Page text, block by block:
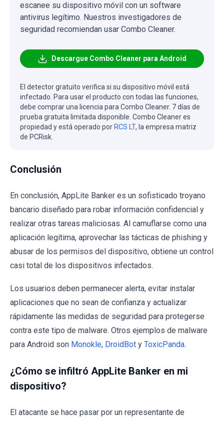
escanee su dispositivo móvil con un software
antivirus legítimo. Nuestros investigadores de
seguridad recomiendan usar Combo Cleaner.
Descargue Combo Cleaner para Android
El detector gratuito verifica si su dispositivo móvil está
infectado. Para usar el producto con todas las funciones,
debe comprar una licencia para Combo Cleaner. 7 días de
prueba gratuita limitada disponible. Combo Cleaner es
propiedad y está operado por RCS LT, la empresa matriz
de PCRisk.
Conclusión
En conclusión, AppLite Banker es un sofisticado troyano
bancario diseñado para robar información confidencial y
realizar otras tareas maliciosas. Al camuflarse como una
aplicación legítima, aprovechar las tácticas de phishing y
abusar de los permisos del dispositivo, obtiene un control
casi total de los dispositivos infectados.
Los usuarios deben permanecer alerta, evitar instalar
aplicaciones que no sean de confianza y actualizar
rápidamente las medidas de seguridad para protegerse
contra este tipo de malware. Otros ejemplos de malware
para Android son Monokle, DroidBot y ToxicPanda.
¿Cómo se infiltró AppLite Banker en mi
dispositivo?
El atacante se hace pasar por un representante de